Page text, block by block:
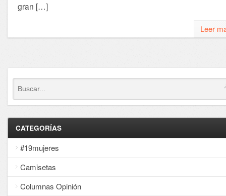
gran […]
Leer
CATEGORÍAS
#19mujeres
Camisetas
Columnas Opinión